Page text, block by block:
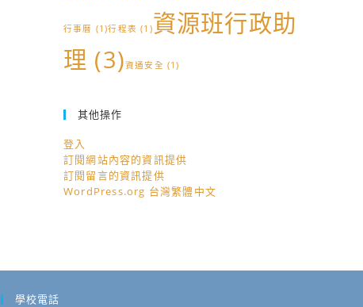
行事曆 (1)行程表 (1)資源班行政助
理 (3)資通安全 (1)
其他操作
登入
訂閱網站內容的資訊提供
訂閱留言的資訊提供
WordPress.org 台灣繁體中文
學校電話